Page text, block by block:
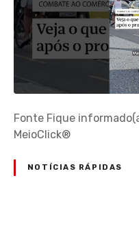
Fonte Fique
MeioClick®
NOTÍCIAS RÁPIDAS